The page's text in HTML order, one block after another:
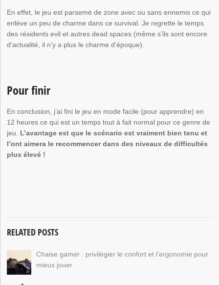
En effet, le jeu est parsemé de zone avec ou sans ennemis ce qui
enlève un peu de charme dans ce survival. Je regrette le temps
des résidents evil et autres dead spaces (même s’ils sont encore
d’actualité, il n’y a plus le charme d’époque).
Pour finir
En conclusion, j’ai fini le jeu en mode facile (pour apprendre) en
12 heures ce qui est un temps tout à fait normal pour ce genre de
jeu. L’avantage est que le scénario est vraiment bien tenu et
l’ont aimera le recommencer dans des niveaux de difficultés
plus élevé !
RELATED POSTS
Chaise gamer : privilégier le confort et l’ergonomie pour
mieux jouer